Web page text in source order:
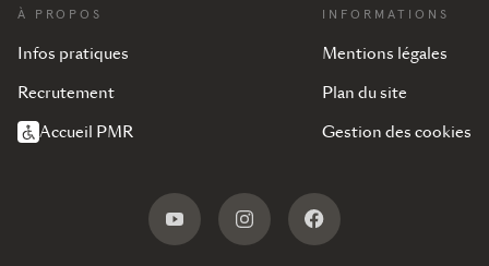
À PROPOS
Infos pratiques
Recrutement
Accueil PMR
INFORMATIONS
Mentions légales
Plan du site
Gestion des cookies